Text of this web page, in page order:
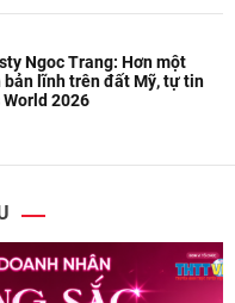
Ngoc Trang: Hơn một
bản lĩnh trên đất Mỹ, tự tin
2026